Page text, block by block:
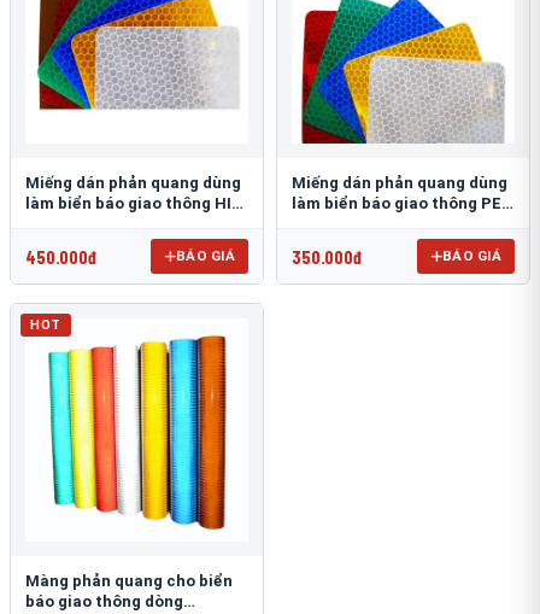
Miếng dán phản quang dùng
làm biển báo giao thông HIP
450.000đ BÁO GIÁ
Miếng dán phản quang dùng
làm biển báo giao thông PEG
350.000đ BÁO GIÁ
HOT
Màng phản quang cho biển
báo giao thông dòng